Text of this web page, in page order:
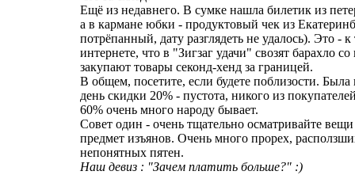
Ещё из недавнего. В сумке нашла билетик из
а в кармане юбки - продуктовый чек из
потрёпанный, дату разглядеть не удалось). Это -
интернете, что в "Зигзаг удачи" свозят барахло
закупают товары секонд-хенд за границей.
В общем, посетите, если будете поблизости. Была
день скидки 20% - пустота, никого из
60% очень много народу бывает.
Совет один - очень тщательно осматривайте
предмет изъянов. Очень много прорех,
непонятных пятен.
Наш девиз : "Зачем платить больше?" :)